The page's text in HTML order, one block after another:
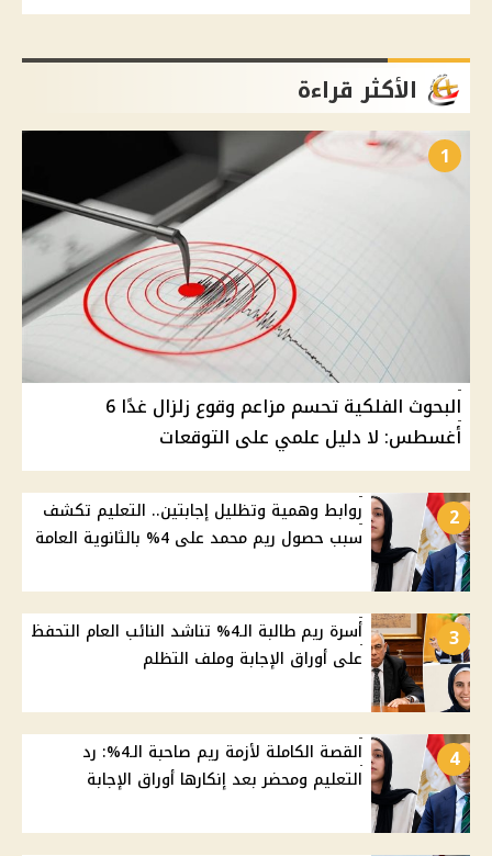
الأكثر قراءة
1
البحوث الفلكية تحسم مزاعم وقوع زلزال غدًا 6
أغسطس: لا دليل علمي على التوقعات
2
روابط وهمية وتظليل إجابتين.. التعليم تكشف
سبب حصول ريم محمد على 4% بالثانوية العامة
3
أسرة ريم طالبة الـ4% تناشد النائب العام التحفظ
على أوراق الإجابة وملف التظلم
4
القصة الكاملة لأزمة ريم صاحبة الـ4%: رد
التعليم ومحضر بعد إنكارها أوراق الإجابة